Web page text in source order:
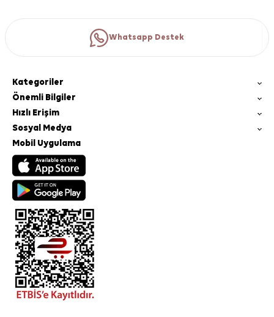
Whatsapp Destek
Kategoriler
Önemli Bilgiler
Hızlı Erişim
Sosyal Medya
Mobil Uygulama